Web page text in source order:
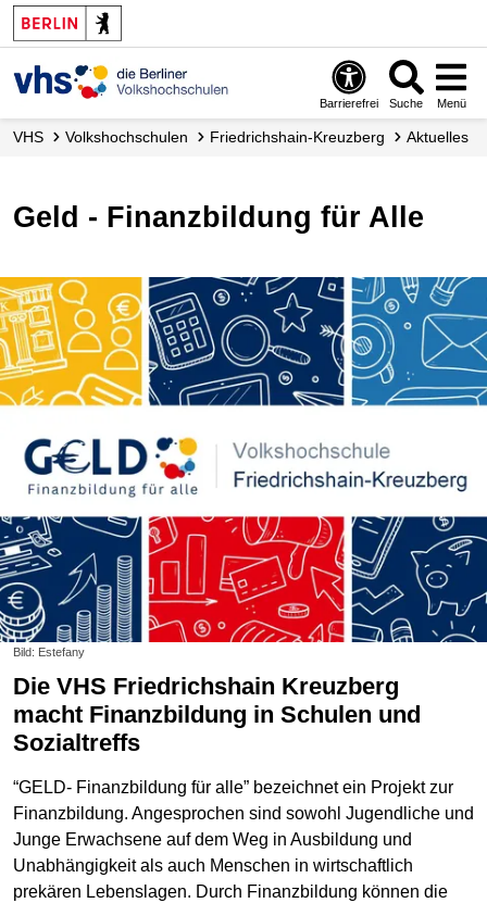
Barrierefrei Suche Menü
VHS Volks­hochschulen Friedrichshain-Kreuzberg Aktuelles
Geld - Finanzbildung für Alle
Bild: Estefany
Die VHS Friedrichshain Kreuzberg
macht Finanzbildung in Schulen und
Sozialtreffs
“GELD- Finanzbildung für alle” bezeichnet ein Projekt zur
Finanzbildung. Angesprochen sind sowohl Jugendliche und
Junge Erwachsene auf dem Weg in Ausbildung und
Unabhängigkeit als auch Menschen in wirtschaftlich
prekären Lebenslagen. Durch Finanzbildung können die